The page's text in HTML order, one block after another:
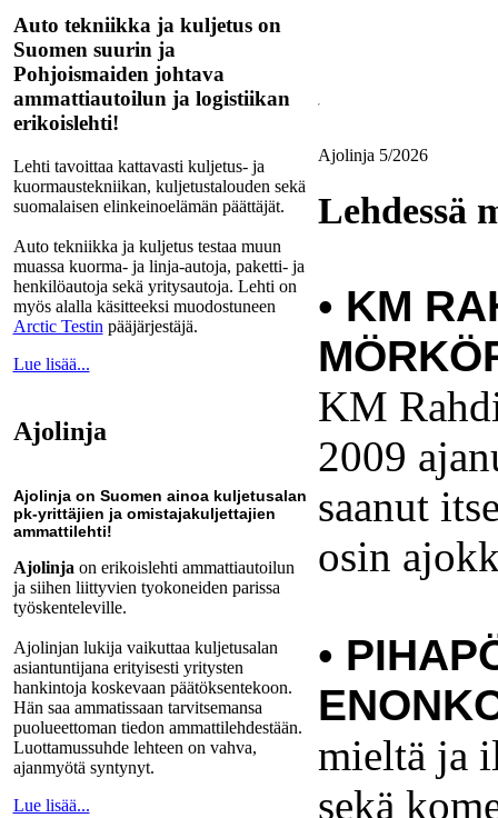
Auto tekniikka ja kuljetus on
Suomen suurin ja
Pohjoismaiden johtava
ammattiautoilun ja logistiikan
erikoislehti!
Lehti tavoittaa kattavasti kuljetus- ja
kuormaustekniikan, kuljetustalouden sekä
suomalaisen elinkeinoelämän päättäjät.
Auto tekniikka ja kuljetus testaa muun
muassa kuorma- ja linja-autoja, paketti- ja
henkilöautoja sekä yritysautoja. Lehti on
myös alalla käsitteeksi muodostuneen
Arctic Testin pääjärjestäjä.
Lue lisää...
Ajolinja
Ajolinja on Suomen ainoa kuljetusalan
pk-yrittäjien ja omistajakuljettajien
ammattilehti!
Ajolinja on erikoislehti ammattiautoilun
ja siihen liittyvien tyokoneiden parissa
työskenteleville.
Ajolinjan lukija vaikuttaa kuljetusalan
asiantuntijana erityisesti yritysten
hankintoja koskevaan päätöksentekoon.
Hän saa ammatissaan tarvitsemansa
puolueettoman tiedon ammattilehdestään.
Luottamussuhde lehteen on vahva,
ajanmyötä syntynyt.
Lue lisää...
Ajolinja 5/2026
Lehdessä
• KM
KM
2009
saanut
osin
•
mieltä ja
sekä